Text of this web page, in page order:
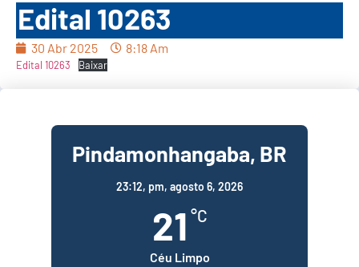
Edital 10263
30 Abr 2025 8:18 Am
Edital 10263 Baixar
Pindamonhangaba, BR
23:12, pm, agosto 6, 2026
21 °C
Céu Limpo